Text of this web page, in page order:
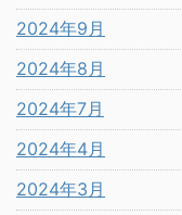
2024年9月
2024年8月
2024年7月
2024年4月
2024年3月